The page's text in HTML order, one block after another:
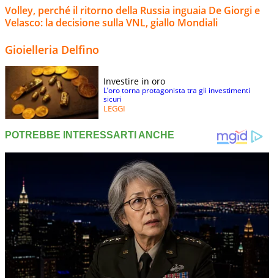
Volley, perché il ritorno della Russia inguaia De Giorgi e
Velasco: la decisione sulla VNL, giallo Mondiali
Gioielleria Delfino
Investire in oro
L’oro torna protagonista tra gli investimenti
sicuri
LEGGI